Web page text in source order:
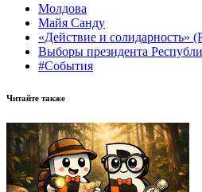
Молдова
Майя Санду
«Действие и солидарность»
Выборы президента
#События
Читайте также